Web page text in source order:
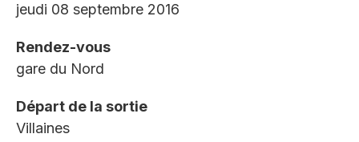
jeudi 08 septembre 2016
Rendez-vous
gare du Nord
Départ de la sortie
Villaines